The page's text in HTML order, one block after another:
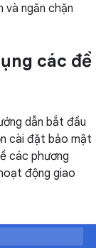
ngăn chặn
các đề
dẫn bắt đầu
cài đặt bảo mật
các phương
động giao